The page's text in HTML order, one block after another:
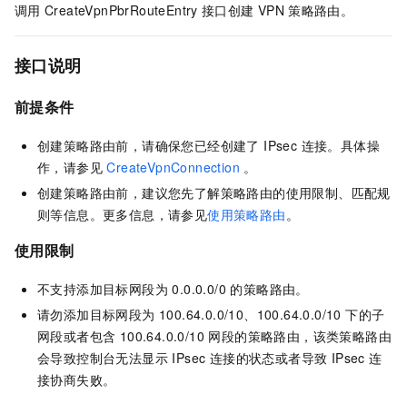
调用 CreateVpnPbrRouteEntry 接口创建 VPN 策略路由。
接口说明
前提条件
创建策略路由前，请确保您已经创建了 IPsec 连接。具体操
作，请参见CreateVpnConnection 。
创建策略路由前，建议您先了解策略路由的使用限制、匹配规
则等信息。更多信息，请参见使用策略路由 。
使用限制
不支持添加目标网段为 0.0.0.0/0 的策略路由。
请勿添加目标网段为 100.64.0.0/10、100.64.0.0/10 下的子
网段或者包含 100.64.0.0/10 网段的策略路由，该类策略路由
会导致控制台无法显示 IPsec 连接的状态或者导致 IPsec 连
接协商失败。